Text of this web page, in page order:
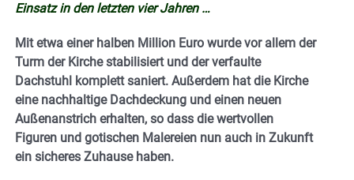
Einsatz in den letzten vier Jahren …
Mit etwa einer halben Million Euro wurde vor allem der
Turm der Kirche stabilisiert und der verfaulte
Dachstuhl komplett saniert. Außerdem hat die Kirche
eine nachhaltige Dachdeckung und einen neuen
Außenanstrich erhalten, so dass die wertvollen
Figuren und gotischen Malereien nun auch in Zukunft
ein sicheres Zuhause haben.